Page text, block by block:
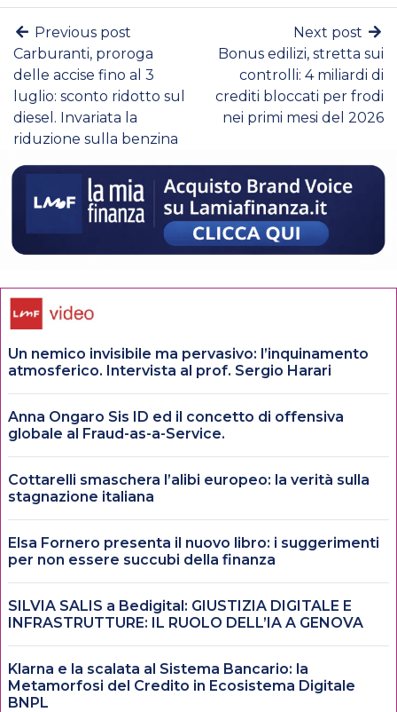
Previous post
Carburanti, proroga
delle accise fino al 3
luglio: sconto ridotto sul
diesel. Invariata la
riduzione sulla benzina
Next post
Bonus edilizi, stretta sui
controlli: 4 miliardi di
crediti bloccati per frodi
nei primi mesi del 2026
Un nemico invisibile ma pervasivo: l’inquinamento
atmosferico. Intervista al prof. Sergio Harari
Anna Ongaro Sis ID ed il concetto di offensiva
globale al Fraud-as-a-Service.
Cottarelli smaschera l’alibi europeo: la verità sulla
stagnazione italiana
Elsa Fornero presenta il nuovo libro: i suggerimenti
per non essere succubi della finanza
SILVIA SALIS a Bedigital: GIUSTIZIA DIGITALE E
INFRASTRUTTURE: IL RUOLO DELL’IA A GENOVA
Klarna e la scalata al Sistema Bancario: la
Metamorfosi del Credito in Ecosistema Digitale
BNPL